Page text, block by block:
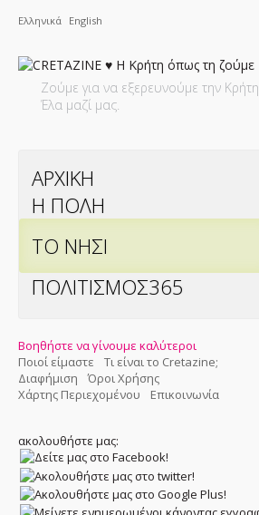
Ελληνικά English
Ζούμε για να εξερευνούμε την Κρήτη.
Έλα μαζί μας.
ΑΡΧΙΚΗ
Η ΠΟΛΗ
ΤΟ ΝΗΣΙ
ΠΟΛΙΤΙΣΜΟΣ365
Βοηθήστε να γίνουμε καλύτεροι
Ποιοί είμαστε
Τι είναι το Cretazine;
Διαφήμιση
Όροι Χρήσης
Χάρτης Περιεχομένου
Επικοινωνία
ακολουθήστε μας: